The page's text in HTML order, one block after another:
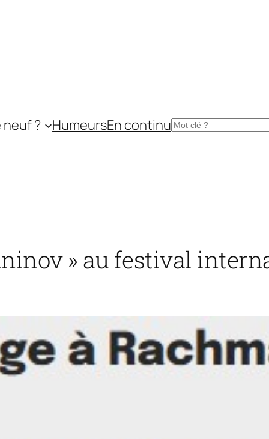
neuf ? HumeursEn continuRechercher
» au festival